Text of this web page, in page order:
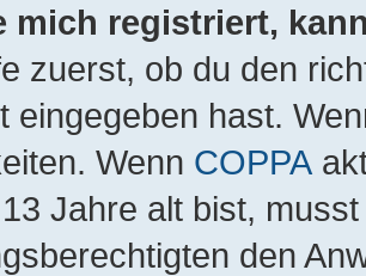
mich registriert,
zuerst, ob du den
eingegeben hast.
Wenn COPPA
Jahre alt bist,
den